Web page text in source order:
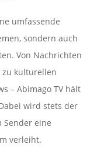
umfassende
sondern auch
Von Nachrichten
zu kulturellen
– Abimago TV hält
wird stets der
Sender eine
verleiht.